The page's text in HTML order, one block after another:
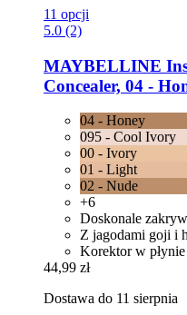
11 opcji
5.0 (2)
MAYBELLINE
Concealer, 04 -​
04 - Honey
095 - Cool Ivory
00 - Ivory
01 - Light
02 - Nude
+6
Doskonale
Z jagodami goji i
Korektor w płynie
44,99 zł
Dostawa do 11 sierpnia